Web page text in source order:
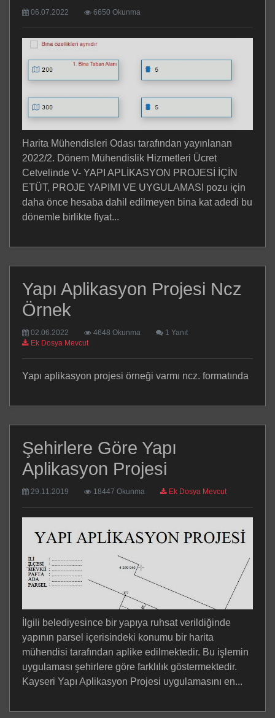
06.07.2022 6650 Okunma
Harita Mühendisleri Odası tarafından yayınlanan
2022/2. Dönem Mühendislik Hizmetleri Ücret
Cetvelinde V- YAPI APLİKASYON PROJESİ İÇİN
ETÜT, PROJE YAPIMI VE UYGULAMASI pozu için
daha önce hesaba dahil edilmeyen bina kat adedi bu
dönemle birlikte fiyat...
Yapı Aplikasyon Projesi Ncz
Örnek
02.06.2022 4648 Okunma
1 Yanıt
Ek Dosya Mevcut
Yapı aplikasyon projesi örneği varmı ncz. formatında
Şehirlere Göre Yapı
Aplikasyon Projesi
29.11.2019 18447 Okunma Ek Dosya Mevcut
İlgili belediyesince bir yapıya ruhsat verildiğinde
yapının parsel içerisindeki konumu bir harita
mühendisi tarafından aplike edilmektedir. Bu işlemin
uygulaması şehirlere göre farklılık göstermektedir.
Kayseri Yapı Aplikasyon Projesi uygulamasını en...